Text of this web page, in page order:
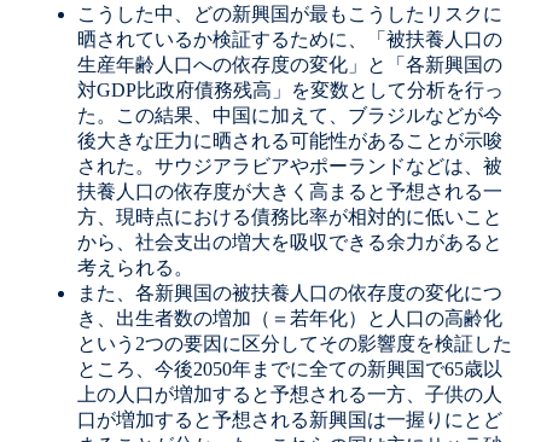
こうした中、どの新興国が最もこうしたリスクに
晒されているか検証するために、「被扶養人口の
生産年齢人口への依存度の変化」と「各新興国の
対GDP比政府債務残高」を変数として分析を行っ
た。この結果、中国に加えて、ブラジルなどが今
後大きな圧力に晒される可能性があることが示唆
された。サウジアラビアやポーランドなどは、被
扶養人口の依存度が大きく高まると予想される一
方、現時点における債務比率が相対的に低いこと
から、社会支出の増大を吸収できる余力があると
考えられる。
また、各新興国の被扶養人口の依存度の変化につ
き、出生者数の増加（＝若年化）と人口の高齢化
という2つの要因に区分してその影響度を検証した
ところ、今後2050年までに全ての新興国で65歳以
上の人口が増加すると予想される一方、子供の人
口が増加すると予想される新興国は一握りにとど